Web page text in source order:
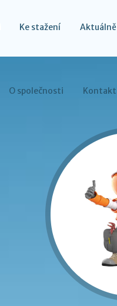
Ke stažení Aktuálně
O společnosti Kontakt